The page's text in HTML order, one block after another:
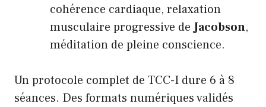
cohérence cardiaque, relaxation
musculaire progressive deJacobson,
méditation de pleine conscience.
Un protocole complet de TCC-I dure 6 à 8
séances. Des formats numériques validés